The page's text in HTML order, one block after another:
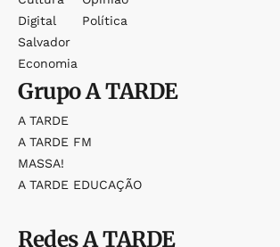
Digital
Salvador
Economia
Política
GrupoA TARDE
A TARDE
A TARDE FM
MASSA!
A TARDE EDUCAÇÃO
RedesA TARDE